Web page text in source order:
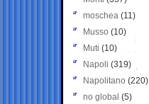
moschea (11)
Musso (10)
Muti (10)
Napoli (319)
Napolitano (220)
no global (5)